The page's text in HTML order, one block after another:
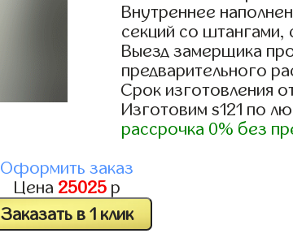
Внутреннее
секций со штангами,
Выезд замерщика
предварительного
Срок изготовления
Изготовим s121 по
рассрочка 0% без
Оформить заказ
Цена 25025 р
Заказать в 1 клик